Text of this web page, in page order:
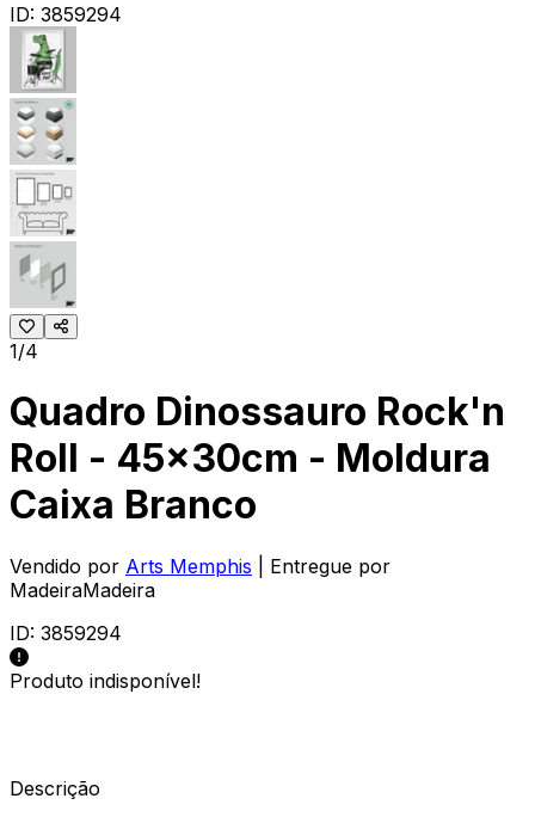
ID: 3859294
1/4
Quadro Dinossauro Rock'n
Roll - 45x30cm - Moldura
Caixa Branco
Vendido por Arts Memphis
| Entregue por
MadeiraMadeira
ID: 3859294
Produto indisponível!
Descrição